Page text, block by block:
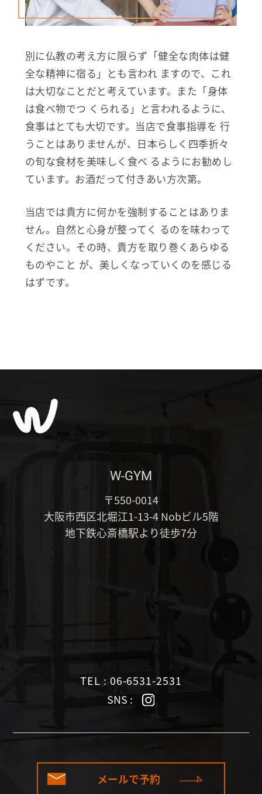
別に仏教の考え方に限らず「健全な肉体は健
全な精神に宿る」とも言われ ますので、これ
は大切なことだと考えています。また「身体
は食べ物でつ くられる」と言われるように、
食事はとても大切です。当店で食事指導を 行
うことはありませんが、日本らしく四季折々
の旬な食材を美味しく食べ るようにお勧めし
ています。お酒だって付きあい方次第。
当店では貴方に何かを強制することはありま
せん。自然と心身が整ってく るのを味わって
ください。その時、貴方を取り巻くあらゆる
ものやこと が、美しくなっていくのを感じる
はずです。
W-GYM
〒550-0014
大阪市西区北堀江1-13-4 Nobビル5階
地下鉄心斎橋駅より徒歩7分
TEL : 06-6531-2531
SNS :
メールで予約